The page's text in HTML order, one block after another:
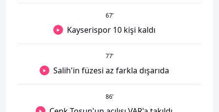
67’
Kayserispor 10 kişi kaldı
77’
Salih'in füzesi az farkla dışarıda
86’